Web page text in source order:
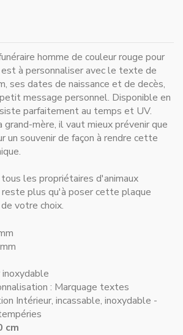
homme de couleur rouge pour
à personnaliser avec le texte de
ses dates de naissance et de decès,
message personnel. Disponible en
parfaitement au temps et UV.
grand-mère, il vaut mieux prévenir que
un souvenir de façon à rendre cette
tous les propriétaires d'animaux
reste plus qu'à poser cette plaque
votre choix.
: Marquage textes
Intérieur, incassable, inoxydable -
cm